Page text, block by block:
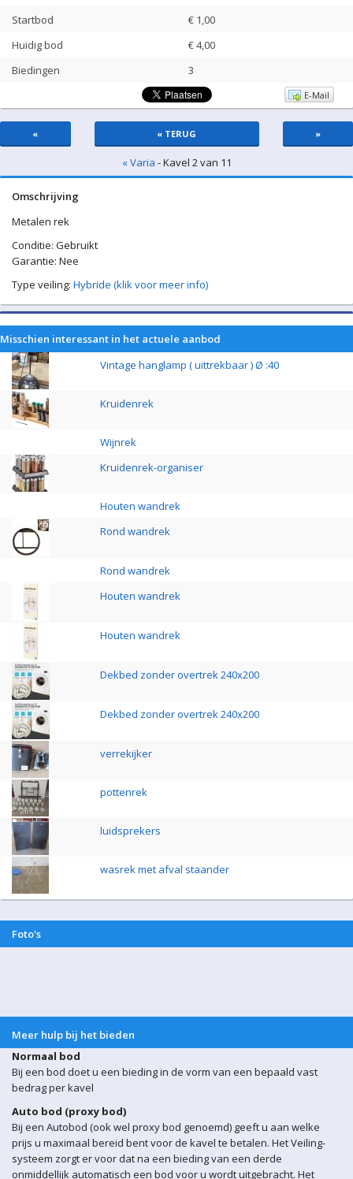
Startbod
€ 1,00
Huidig bod
€4,00
Biedingen
3
E-Mail
« « TERUG »
« Varia - Kavel 2 van 11
Omschrijving
Metalen rek
Conditie: Gebruikt
Garantie: Nee
Type veiling: Hybride (klik voor meer info)
Misschien interessant in het actuele aanbod
Vintage hanglamp ( uittrekbaar ) Ø :40
Kruidenrek
Wijnrek
Kruidenrek-organiser
Houten wandrek
Rond wandrek
Rond wandrek
Houten wandrek
Houten wandrek
Dekbed zonder overtrek 240x200
Dekbed zonder overtrek 240x200
verrekijker
pottenrek
luidsprekers
wasrek met afval staander
Foto's
Meer hulp bij het bieden
Normaal bod
Bij een bod doet u een bieding in de vorm van een bepaald vast
bedrag per kavel
Auto bod (proxy bod)
Bij een Autobod (ook wel proxy bod genoemd) geeft u aan welke
prijs u maximaal bereid bent voor de kavel te betalen. Het Veiling-
systeem zorgt er voor dat na een bieding van een derde
onmiddellijk automatisch een bod voor u wordt uitgebracht. Het